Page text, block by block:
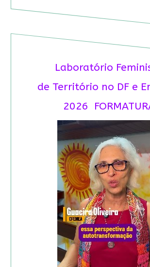
Laboratório
de Território no DF e
2026